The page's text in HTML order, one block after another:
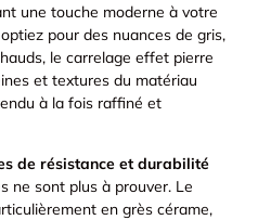
une touche moderne à votre
pour des nuances de gris,
le carrelage effet pierre
et textures du matériau
à la fois raffiné et
de résistance et durabilité
ne sont plus à prouver. Le
en grès cérame,